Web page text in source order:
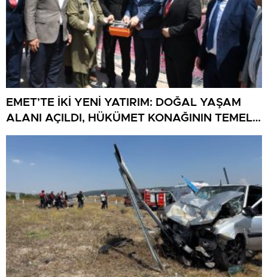
EMET’TE İKİ YENİ YATIRIM: DOĞAL YAŞAM
ALANI AÇILDI, HÜKÜMET KONAĞININ TEMELİ
ATILDI